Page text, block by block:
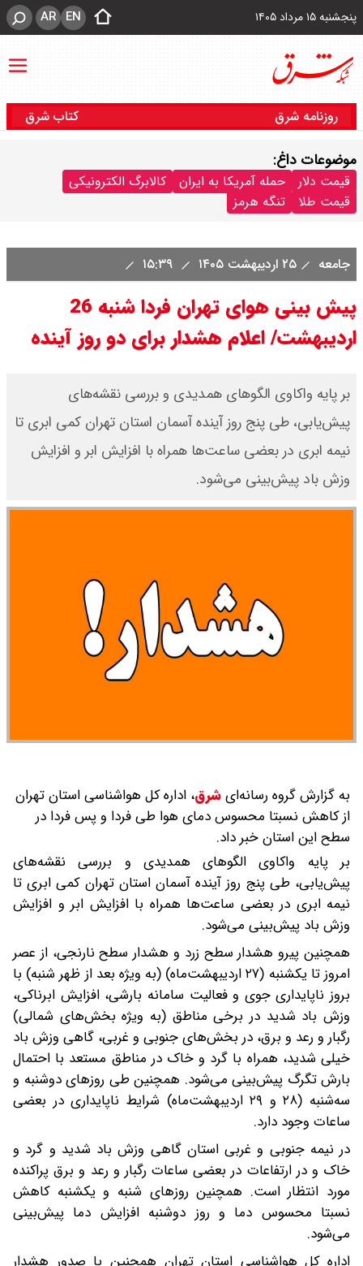
پنجشنبه ۱۵ مرداد ۱۴۰۵ EN
AR
روزنامه شرق کتاب شرق
موضوعات داغ:
قیمت دلار حمله آمریکا به ایران
کالابرگ الکترونیکی
قیمت طلا
تنگه هرمز
جامعه ۲۵ اردیبهشت ۱۴۰۵
پیش بینی هوای تهران فردا شنبه 26
اردیبهشت/ اعلام هشدار برای دو روز آینده
بر پایه واکاوی الگوهای همدیدی و بررسی نقشه‌های
پیش‌یابی، طی پنج روز آینده آسمان استان تهران کمی ابری تا
نیمه ابری در بعضی ساعت‌ها همراه با افزایش ابر و افزایش
وزش باد پیش‌بینی می‌شود.
به گزارش گروه رسانه‌ایشرق، اداره کل هواشناسی استان تهران
از کاهش نسبتا محسوس دمای هوا طی فردا و پس فردا در
سطح این استان خبر داد.
بر پایه واکاوی الگوهای همدیدی و بررسی نقشه‌های
پیش‌یابی، طی پنج روز آینده آسمان استان تهران کمی ابری تا
نیمه ابری در بعضی ساعت‌ها همراه با افزایش ابر و افزایش
وزش باد پیش‌بینی می‌شود.
همچنین پیرو هشدار سطح زرد و هشدار سطح نارنجی، از عصر
امروز تا یکشنبه (۲۷ اردیبهشت‌ماه) (به ویژه بعد از ظهر شنبه) با
بروز ناپایداری جوی و فعالیت سامانه بارشی، افزایش ابرناکی،
وزش باد شدید در برخی مناطق (به ویژه بخش‌های شمالی)
رگبار و رعد و برق، در بخش‌های جنوبی و غربی، گاهی وزش باد
خیلی شدید، همراه با گرد و خاک در مناطق مستعد با احتمال
بارش تگرگ پیش‌بینی می‌شود. همچنین طی روزهای دوشنبه و
سه‌شنبه (۲۸ و ۲۹ اردیبهشت‌ماه) شرایط ناپایداری در بعضی
ساعات وجود دارد.
در نیمه جنوبی و غربی استان گاهی وزش باد شدید و گرد و
خاک و در ارتفاعات در بعضی ساعات رگبار و رعد و برق پراکنده
مورد انتظار است. همچنین روزهای شنبه و یکشنبه کاهش
نسبتا محسوس دما و روز دوشنبه افزایش دما پیش‌بینی
می‌شود.
اداره کل هواشناسی استان تهران همچنین با صدور هشدار